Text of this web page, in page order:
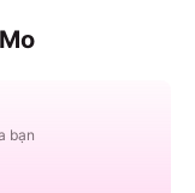
bạn